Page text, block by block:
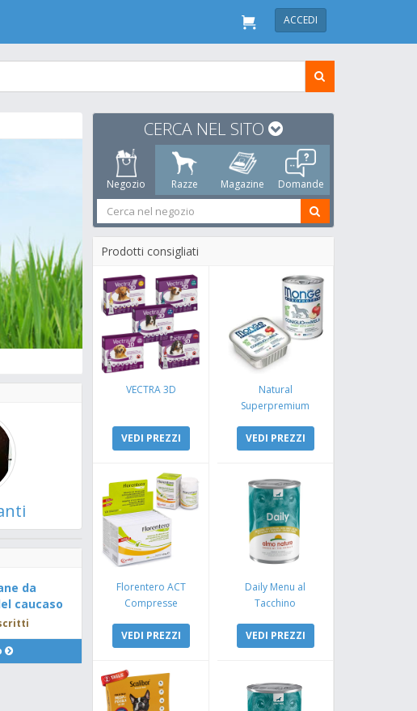
ACCEDI
da
caucaso
CERCA NEL SITO
Negozio Razze Magazine Domande
Prodotti consigliati
VECTRA 3D
VEDI PREZZI
Natural
Superpremium
Coniglio e Mela
VEDI PREZZI
Florentero ACT
Compresse
VEDI PREZZI
Daily Menu al
Tacchino
VEDI PREZZI